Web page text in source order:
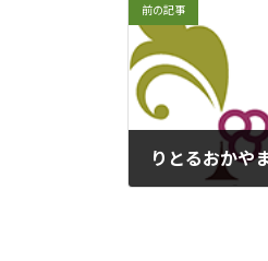
前の記事
りとるおかや